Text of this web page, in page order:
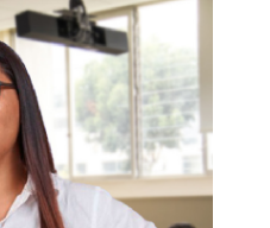
empatía, eso es
en la PUCP para